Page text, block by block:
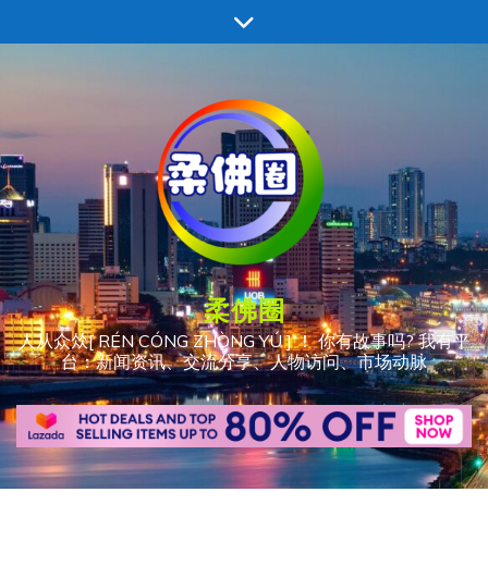
至
柔佛圈
人从众𠈌[ RÉN CÓNG ZHÒNG YÚ ] ！ 你有故事吗? 我有平
台：新闻资讯、交流分享、人物访问、市场动脉